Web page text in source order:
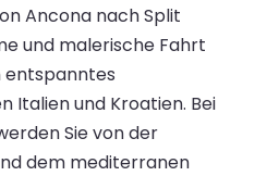
Ancona nach Split
und malerische Fahrt
entspanntes
Italien und Kroatien. Bei
Sie von der
dem mediterranen